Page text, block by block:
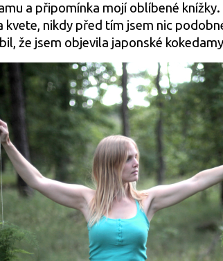
a připomínka mojí oblíbené knížky.
kvete, nikdy před tím jsem nic
že jsem objevila japonské